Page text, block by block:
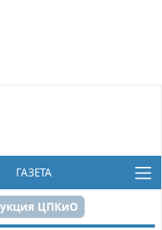
ГАЗЕТА
ЦПКиО